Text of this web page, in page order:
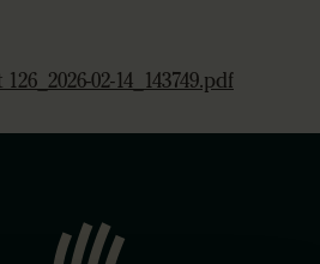
02-14_143749.pdf